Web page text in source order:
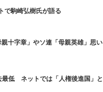
園手続き等が異なるた
年4月1日時点の数で把握
で駒崎弘樹氏が語る
十字章」やソ連「母親英雄」思い
最低 ネットでは「人権後進国」と